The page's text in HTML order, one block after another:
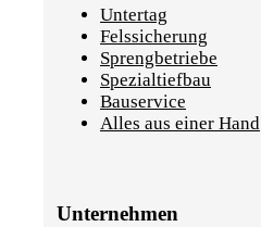
Untertag
Felssicherung
Sprengbetriebe
Spezialtiefbau
Bauservice
Alles aus einer Hand
Unternehmen